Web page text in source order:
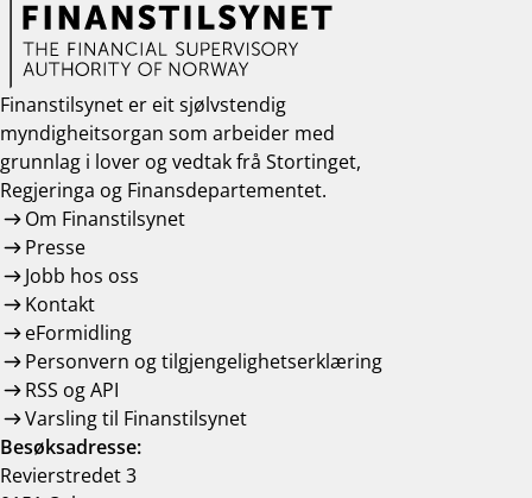
Finanstilsynet er eit sjølvstendig
myndigheitsorgan som arbeider med
grunnlag i lover og vedtak frå Stortinget,
Regjeringa og Finansdepartementet.
Om Finanstilsynet
Presse
Jobb hos oss
Kontakt
eFormidling
Personvern og tilgjengelighetserklæring
RSS og API
Varsling til Finanstilsynet
Besøksadresse:
Revierstredet 3